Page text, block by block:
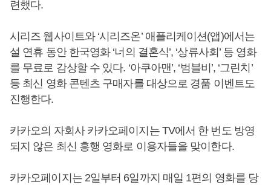
련했다.
시리즈 웹사이트와 ‘시리즈온’ 애플리케이션(앱)에서는
설 연휴 동안 한국영화 ‘너의 결혼식’, ‘상류사회’ 등 영화
를 무료로 감상할 수 있다. ‘아쿠아맨’, ‘범블비’, ‘그린치’
등 최신 영화 콘텐츠 구매자를 대상으로 경품 이벤트도
진행한다.
카카오의 자회사 카카오페이지는 TV에서 한 번도 방영
되지 않은 최신 흥행 영화로 이용자들을 맞이한다.
카카오페이지는 2일부터 6일까지 매일 1편의 영화를 당